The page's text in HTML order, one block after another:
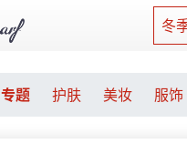
冬
专题 护肤 美妆 服饰